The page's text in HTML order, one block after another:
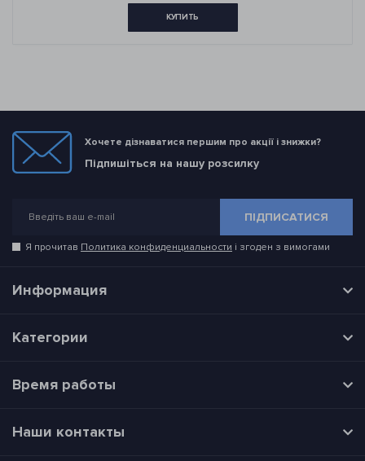
КУПИТЬ
Хочете дізнаватися першим про акції і знижки?
Підпишіться на нашу розсилку
ПІДПИСАТИСЯ
Я прочитав Политика конфиденциальности і згоден з вимогами
Информация
Категории
Время работы
Наши контакты